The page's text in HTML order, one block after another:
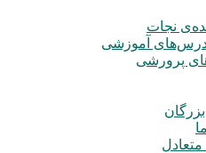
نجات
آموزشی
پرورشی
متعادل